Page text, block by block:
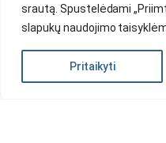
srautą. Spustelėdami
slapukų naudojimo
Pritaikyti
2024 © Visos teisės saugomos.
Asmens duomenų tvarkymas